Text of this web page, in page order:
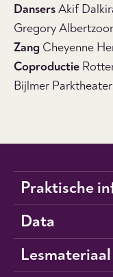
DansersAkif
Gregory
Zang Cheyenne
Coproductie
Bijlmer Parktheater
Praktische
Data
Lesmateriaal